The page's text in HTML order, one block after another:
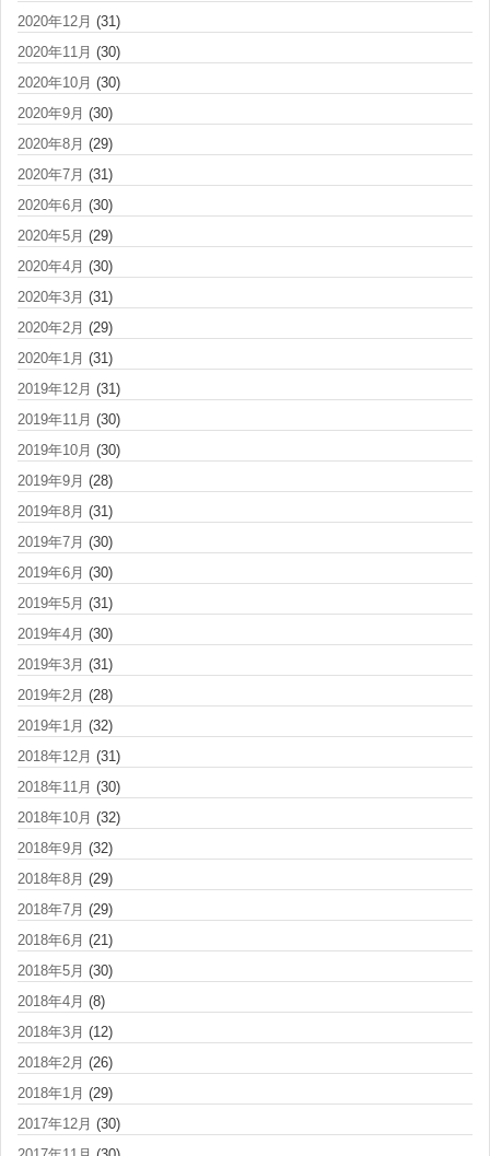
2020年12月 (31)
2020年11月 (30)
2020年10月 (30)
2020年9月 (30)
2020年8月 (29)
2020年7月 (31)
2020年6月 (30)
2020年5月 (29)
2020年4月 (30)
2020年3月 (31)
2020年2月 (29)
2020年1月 (31)
2019年12月 (31)
2019年11月 (30)
2019年10月 (30)
2019年9月 (28)
2019年8月 (31)
2019年7月 (30)
2019年6月 (30)
2019年5月 (31)
2019年4月 (30)
2019年3月 (31)
2019年2月 (28)
2019年1月 (32)
2018年12月 (31)
2018年11月 (30)
2018年10月 (32)
2018年9月 (32)
2018年8月 (29)
2018年7月 (29)
2018年6月 (21)
2018年5月 (30)
2018年4月 (8)
2018年3月 (12)
2018年2月 (26)
2018年1月 (29)
2017年12月 (30)